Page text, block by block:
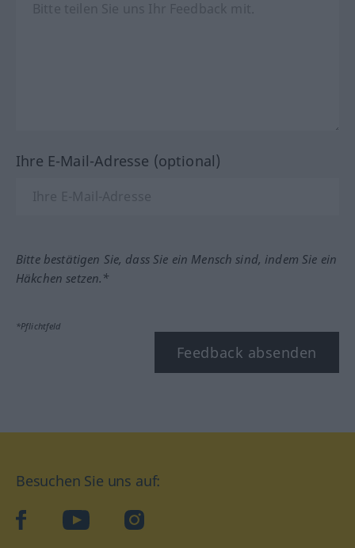
Ihre E-Mail-Adresse (optional)
Bitte bestätigen Sie, dass Sie ein Mensch sind, indem Sie ein
Häkchen setzen.*
*Pflichtfeld
Feedback absenden
Besuchen Sie uns auf:
facebookYouTube Instagram